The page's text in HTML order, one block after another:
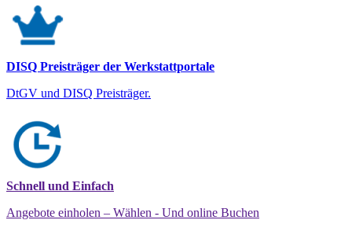
DISQ Preisträger der Werkstattportale
DtGV und DISQ Preisträger.
Schnell und Einfach
Angebote einholen – Wählen - Und online Buchen